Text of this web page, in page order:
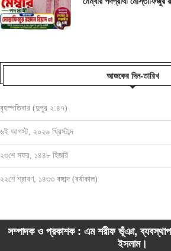
আজকের দিন-তারিখ
বৃহস্পতিবার (দুপুর ২:৪৭)
৬ই আগস্ট, ২০২৬ খ্রিস্টাব্দ
২৩শে সফর, ১৪৪৮ হিজরি
২২শে শ্রাবণ, ১৪৩৩ বঙ্গাব্দ (বর্ষাকাল)
সম্পাদক ও প্রকাশক : এম শরীফ ভূঁঞা,
ইসলাম।